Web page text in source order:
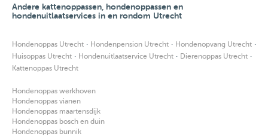
Andere kattenoppassen, hondenoppassen en
hondenuitlaatservices in en rondom Utrecht
Hondenoppas Utrecht · Hondenpension Utrecht · Hondenopvang Utrecht ·
Huisoppas Utrecht · Hondenuitlaatservice Utrecht · Dierenoppas Utrecht ·
Kattenoppas Utrecht
Hondenoppas werkhoven
Hondenoppas vianen
Hondenoppas maartensdijk
Hondenoppas bosch en duin
Hondenoppas bunnik